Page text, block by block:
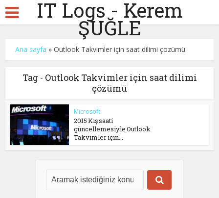
IT Logs - Kerem
ŞUĞLE
Ana sayfa »Outlook Takvimler için saat dilimi çözümü
Tag - Outlook Takvimler için saat dilimi
çözümü
Microsoft
2015 Kış saati
güncellemesiyle Outlook
Takvimler için...